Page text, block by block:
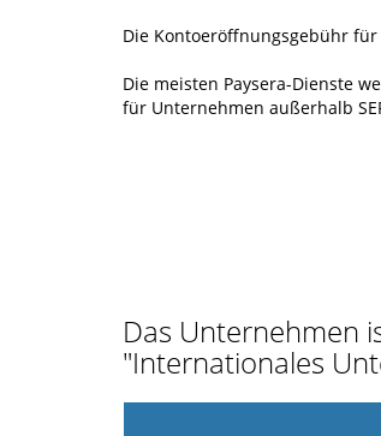
Die Kontoeröffnungsgebühr
Die meisten Paysera-Dienste
für Unternehmen außerhalb
Das Unternehmen
"Internationales